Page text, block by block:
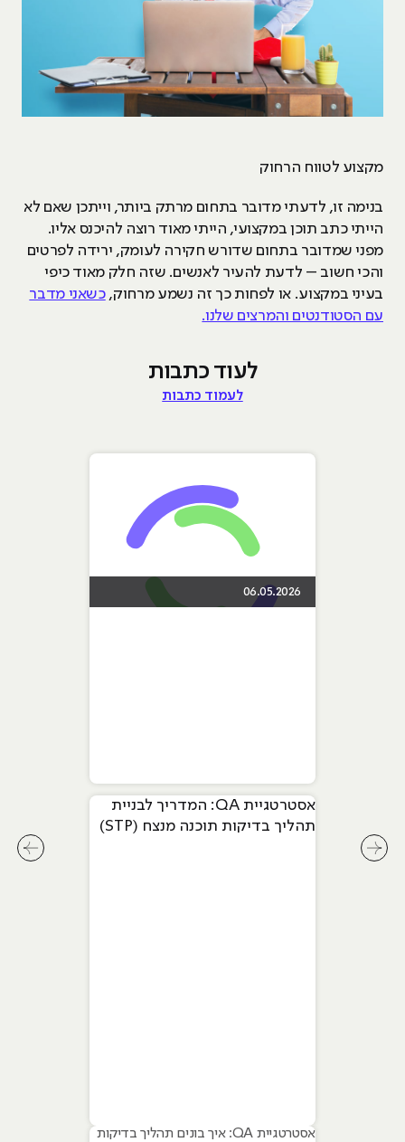
מקצוע לטווח הרחוק
בנימה זו, לדעתי מדובר בתחום מרתק ביותר, וייתכן שאם לא
הייתי כתב תוכן במקצועי, הייתי מאוד רוצה להיכנס אליו.
מפני שמדובר בתחום שדורש חקירה לעומק, ירידה לפרטים
והכי חשוב – לדעת להעיר לאנשים. שזה חלק מאוד כיפי
בעיני במקצוע. או לפחות כך זה נשמע מרחוק,כשאני מדבר
עם הסטודנטים והמרצים שלנו.
לעוד כתבות
לעמוד כתבות
06.05.2026
אסטרטגיית QA: המדריך לבניית
תהליך בדיקות תוכנה מנצח (STP)
אסטרטגיית QA: איך בונים תהליך בדיקות
לחץ לחץ לשיקופית קודמת בסליידר מאמרים